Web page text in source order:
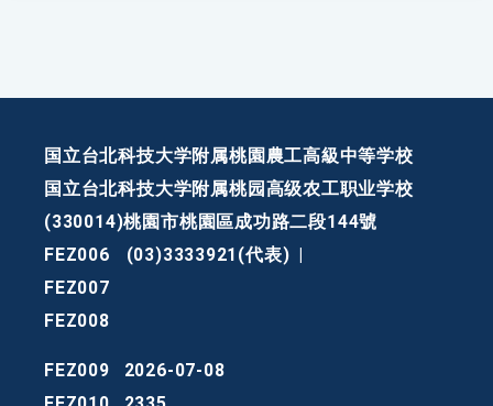
国立台北科技大学附属桃園農工高級中等学校
国立台北科技大学附属桃园高级农工职业学校
(330014)桃園市桃園區成功路二段144號
FEZ006
(03)3333921(代表)
FEZ007
FEZ008
FEZ009
2026-07-08